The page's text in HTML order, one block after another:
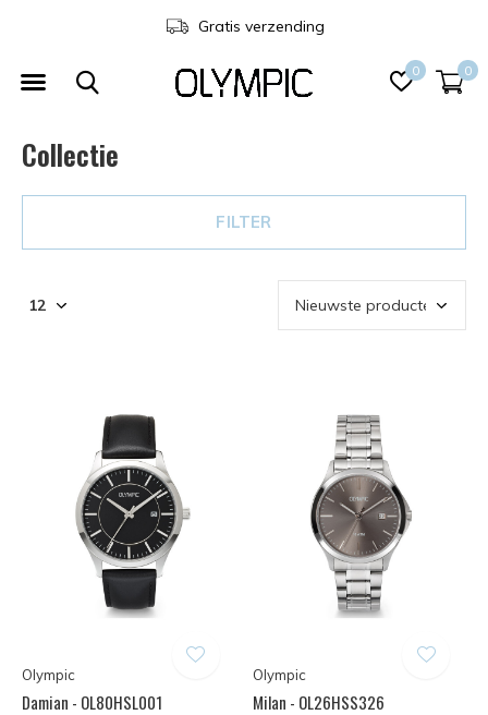
0 0
Gratis verzending
Collectie
FILTER
Olympic
Damian - OL80HSL001
Olympic
Milan - OL26HSS326